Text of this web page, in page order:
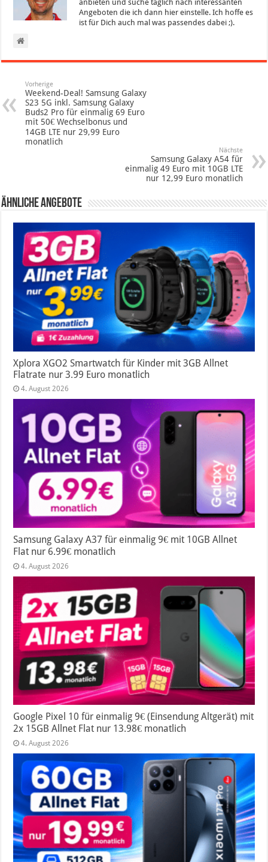
anbieten und suche täglich nach interessanten
Angeboten die ich dann hier einstelle. Ich hoffe es
ist für Dich auch mal was passendes dabei ;).
Vorherige
Weekend-Deal! Samsung Galaxy
S23 5G inkl. Samsung Galaxy
Buds2 Pro für einmalig 69 Euro
mit 50€ Wechselbonus und
14GB LTE nur 29,99 Euro
monatlich
Nächste
Samsung Galaxy A54 für
einmalig 49 Euro mit 10GB LTE
nur 12,99 Euro monatlich
Ähnliche Angebote
Xplora XGO2 Smartwatch für Kinder mit 3GB Allnet
Flatrate nur 3.99 Euro monatlich
4. August 2026
Samsung Galaxy A37 für einmalig 9€ mit 10GB Allnet
Flat nur 6.99€ monatlich
4. August 2026
Google Pixel 10 für einmalig 9€ (Einsendung Altgerät) mit
2x 15GB Allnet Flat nur 13.98€ monatlich
4. August 2026